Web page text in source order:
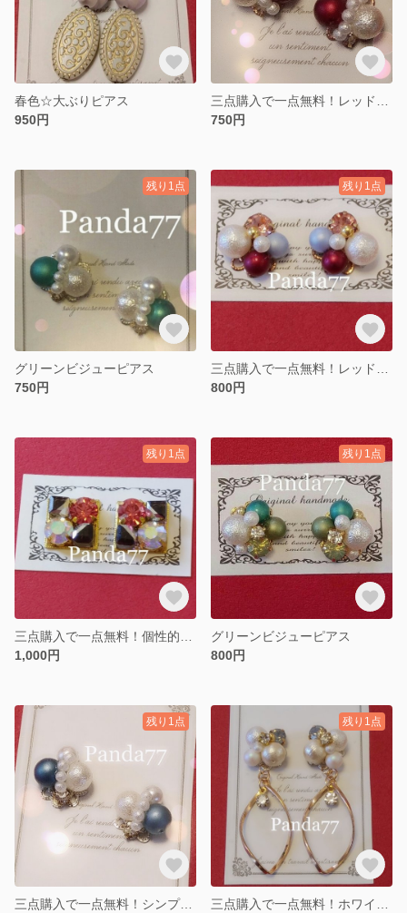
春色☆大ぶりピアス
950円
750円
残り1点
グリーンビジューピアス
750円
残り1点
800円
残り1点
1,000円
残り1点
グリーンビジューピアス
800円
残り1点
三点購入で一点無料！シンプルブルービジューピアス
残り1点